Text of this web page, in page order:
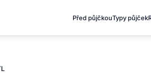
Před půjčkouTypy půjček